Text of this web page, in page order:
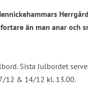
än man anar och
Sista Julbordet
12 & 14/12 kl. 13.00.